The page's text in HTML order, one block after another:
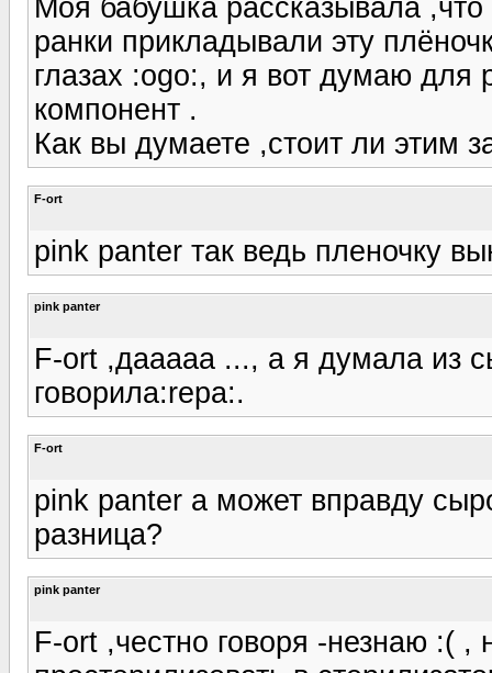
Моя бабушка рассказывала
ранки прикладывали эту
глазах :ogo:, и я вот думаю для
компонент .
Как вы думаете ,стоит ли этим
F-ort
pink panter так ведь пленочку
pink panter
F-ort ,дааааа ..., а я думала из
говорила:repa:.
F-ort
pink panter а может вправду
разница?
pink panter
F-ort ,честно говоря -незнаю :(